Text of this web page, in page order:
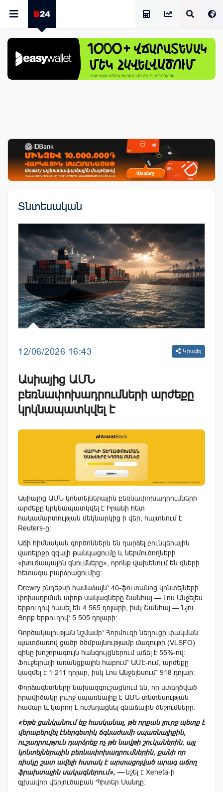
Տնտեսական
12/06/2026 16:43 Կիսվել
Ասիայից ԱՄՆ
բեռնափոխադրումների արժեքը
կրկնապատկվել է
Ասիայից ԱՄՆ կոնտեյներային բեռնափոխադրումների
արժեքը կրկնապատկվել է Իրանի հետ
հակամարտության մեկնարկից ի վեր, հայտնում է
Reuters-ը։
Աճի հիմնական գործոններն են դարձել բունկերային
վառելիքի զգալի թանկացումը և ներմուծողների
«խուճապային գնումները», որոնք վախենում են գների
հետագա բարձրացումից։
Drewry ինդեքսի համաձայն՝ 40-ֆուտանոց կոնտեյների
փոխադրման սփոթ սակագները Շանհայ — Լոս Անջելես
երթուղով հասել են 4 565 դոլարի, իսկ Շանհայ — Նյու
Յորք երթուղով՝ 5 505 դոլարի։
Գործակալության նշմամբ՝ Հորմուզի նեղուցի փակման
պատճառով ցածր ծծմբայնությամբ մազութի (VLSFO)
գինը խոշորագույն հանգույցներում աճել է 55%-ով։
Ֆուջեյրայի առանցքային հաբում՝ ԱՄԷ-ում, արժեքը
կազմել է 1 211 դոլար, իսկ Լոս Անջելեսում՝ 918 դոլար։
Փորձագետները նախազգուշացնում են, որ ստեղծված
իրավիճակը լուրջ սպառնալիք է ԱՄՆ տնտեսության
համար և կարող է ուժեղացնել գնաճային ճնշումները։
«Եթե ցանկանում եք հասկանալ, թե որքան լուրջ պետք է
վերաբերվել էներգետիկ ճգնաժամի սպառնալիքին,
ուշադրություն դարձրեք ոչ թե նավթի շուկաներին, այլ
կոնտեյներային բեռնափոխադրումներին, քանի որ
ռիսկը շատ ավելի հստակ է արտացոլված արագ աճող
ֆրախտային սակագներում», — նշել է Xeneta-ի
գլխավոր վերլուծաբան Պիտեր Սանդը։